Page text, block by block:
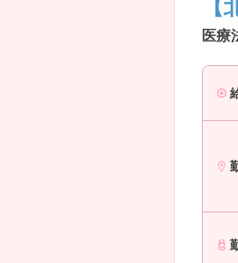
■ 脳
専門
・年
・そ
・道
→ 豊
■ 働
長く
・離
医療